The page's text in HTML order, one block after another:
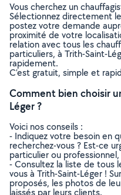
Vous cherchez un
Sélectionnez directement
postez votre demande
proximité de votre
relation avec tous les
particuliers, à Trith-Saint-
rapidement.
C’est gratuit, simple et
Comment bien choisir
Léger ?
Voici nos conseils :
- Indiquez votre besoin en
recherchez-vous ? Est-ce
particulier ou
- Consultez la liste de tous
vous à Trith-Saint-Léger !
proposés, les photos de
laissés par leurs clients.